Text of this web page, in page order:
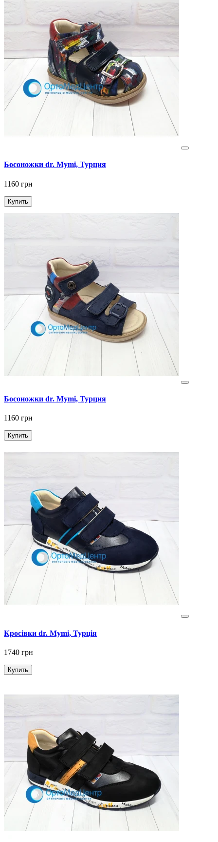
Босоножки dr. Mymi, Турция
1160 грн
Купить
Босоножки dr. Mymi, Турция
1160 грн
Купить
Кросівки dr. Mymi, Турція
1740 грн
Купить